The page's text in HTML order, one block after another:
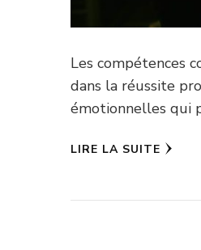
Les compétences
dans la réussite
émotionnelles qui
LIRE LA SUITE